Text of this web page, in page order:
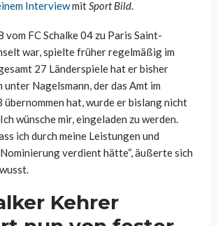
InterviewmitSport Bild.
vom FC Schalke 04 zu Paris Saint-
war, spielte früher regelmäßig im
27 Länderspiele hat er bisher
Nagelsmann, der das Amt im
übernommen hat, wurde er bislang nicht
wünsche mir, eingeladen zu werden.
ich durch meine Leistungen und
verdient hätte“, äußerte sich
Kehrer